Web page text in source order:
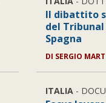
Il dibattito
del
Spagna
DI SERGIO
ITALIA -